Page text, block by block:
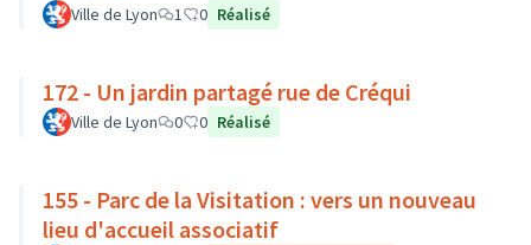
Ville de Lyon 1 0 Réalisé
172 - Un jardin partagé rue de Créqui
Ville de Lyon 0 0 Réalisé
155 - Parc de la Visitation : vers un nouveau
lieu d'accueil associatif